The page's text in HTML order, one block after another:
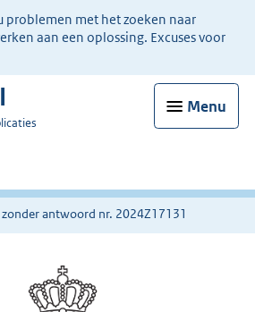
problemen met het zoeken naar
aan een oplossing. Excuses voor
Menu
antwoord nr. 2024Z17131